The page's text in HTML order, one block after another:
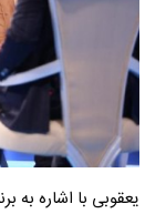
یعقوبی با اشاره به